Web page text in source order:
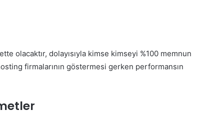
olacaktır, dolayısıyla kimse kimseyi %100 memnun
firmalarının göstermesi gerken performansın